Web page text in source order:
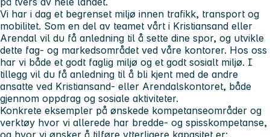
Vi har i dag et begrenset miljø innen trafikk, transport og
mobilitet. Som en del av teamet vårt i Kristiansand eller
Arendal vil du få anledning til å sette dine spor, og utvikle
dette fag- og markedsområdet ved våre kontorer. Hos oss
har vi både et godt faglig miljø og et godt sosialt miljø. I
tillegg vil du få anledning til å bli kjent med de andre
ansatte ved Kristiansand- eller Arendalskontoret, både
gjennom oppdrag og sosiale aktiviteter.
Konkrete eksempler på ønskede kompetanseområder og
verktøy hvor vi allerede har bredde- og spisskompetanse,
og hvor vi ønsker å tilføre ytterligere kapasitet er: